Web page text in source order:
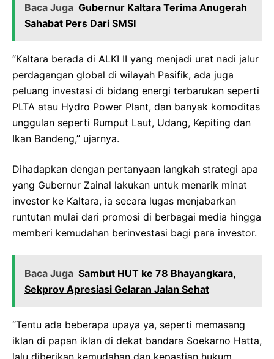
Baca Juga Gubernur Kaltara Terima Anugerah
Sahabat Pers Dari SMSI
“Kaltara berada di ALKI II yang menjadi urat nadi jalur
perdagangan global di wilayah Pasifik, ada juga
peluang investasi di bidang energi terbarukan seperti
PLTA atau Hydro Power Plant, dan banyak komoditas
unggulan seperti Rumput Laut, Udang, Kepiting dan
Ikan Bandeng,” ujarnya.
Dihadapkan dengan pertanyaan langkah strategi apa
yang Gubernur Zainal lakukan untuk menarik minat
investor ke Kaltara, ia secara lugas menjabarkan
runtutan mulai dari promosi di berbagai media hingga
memberi kemudahan berinvestasi bagi para investor.
Baca Juga Sambut HUT ke 78 Bhayangkara,
Sekprov Apresiasi Gelaran Jalan Sehat
“Tentu ada beberapa upaya ya, seperti memasang
iklan di papan iklan di dekat bandara Soekarno Hatta,
lalu diberikan kemudahan dan kepastian hukum